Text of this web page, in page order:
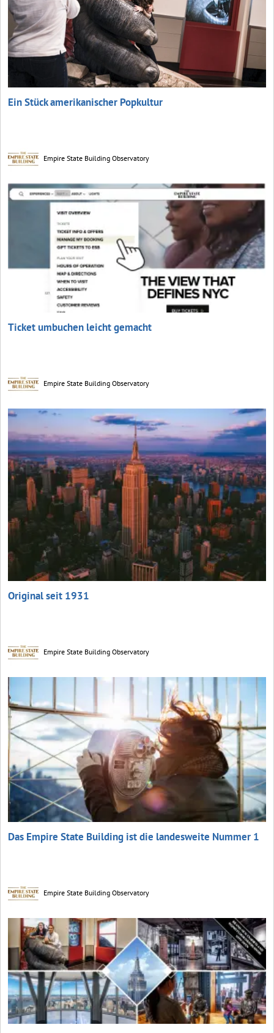
Ein Stück amerikanischer Popkultur
Empire State Building Observatory
Ticket umbuchen leicht gemacht
Empire State Building Observatory
Original seit 1931
Empire State Building Observatory
Das Empire State Building ist die landesweite Nummer 1
Empire State Building Observatory